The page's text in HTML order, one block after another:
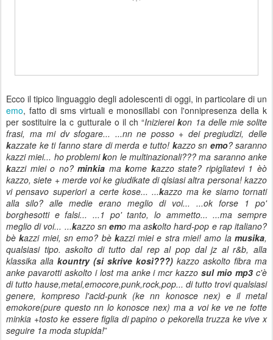
Ecco il tipico linguaggio degli adolescenti di oggi, in particolare di un
emo, fatto di sms virtuali e monosillabi con l'onnipresenza della k
per sostituire la c gutturale o il ch “Iniziereikon 1a delle mie solite
frasi, ma mi dv sfogare... ...nn ne posso + dei pregiudizi, delle
kazzate ke ti fanno stare di merda e tutto! kazzo sn emo? saranno
kazzi miei... ho problemikon le multinazionali??? ma saranno anke
kazzi miei o no?minkia makome kazzo state? ripigliatevi 1 èò
kazzo, siete + merde voi ke giudikate di qlsiasi altra persona! kazzo
vi pensavo superiori a certe kose... ...kazzo ma ke siamo tornati
alla silo? alle medie erano meglio di voi... ...ok forse 1 po'
borghesotti e falsi... ...1 po' tanto, lo ammetto... ...ma sempre
meglio di voi... ...kazzo sn emo ma askolto hard-pop e rap italiano?
bèkazzi miei, sn emo? bè kazzi miei e stra miei! amo lamusika,
qualsiasi tipo. askolto di tutto dal rep al pop dal jz al r&b, alla
klassika alla kountry (si skrive kosì???) kazzo askolto fibra ma
anke pavarotti askolto i lost ma anke i mcr kazzosul mio mp3 c'è
di tutto hause,metal,emocore,punk,rock,pop... di tutto trovi qualsiasi
genere, kompreso l'acid-punk (ke nn konosce nex) e il metal
emokore(pure questo nn lo konosce nex) ma a voi ke ve ne fotte
minkia +tosto ke essere figlia di papino o pekorella truzza ke vive x
seguire 1a moda stupida!”